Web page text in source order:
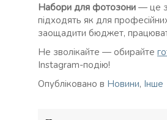
Набори для фотозони — це
підходять як для
заощадити бюджет,
Не зволікайте — обирайте
Instagram-подію!
Опубліковано в Новини, Інше
Навігація